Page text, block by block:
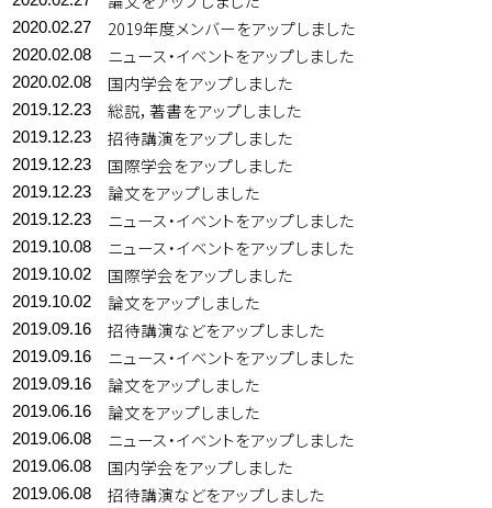
2020.02.27 2019年度メンバーをアップしました
2020.02.08 ニュース・イベントをアップしました
2020.02.08 国内学会をアップしました
2019.12.23 総説，著書をアップしました
2019.12.23 招待講演をアップしました
2019.12.23 国際学会をアップしました
2019.12.23 論文をアップしました
2019.12.23 ニュース・イベントをアップしました
2019.10.08 ニュース・イベントをアップしました
2019.10.02 国際学会をアップしました
2019.10.02 論文をアップしました
2019.09.16 招待講演などをアップしました
2019.09.16 ニュース・イベントをアップしました
2019.09.16 論文をアップしました
2019.06.16 論文をアップしました
2019.06.08 ニュース・イベントをアップしました
2019.06.08 国内学会をアップしました
2019.06.08 招待講演などをアップしました